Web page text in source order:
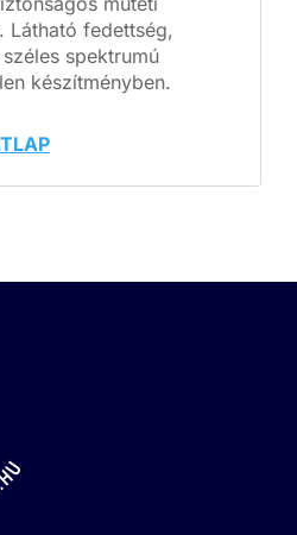
Látható fedettség,
spektrumú
készítményben.